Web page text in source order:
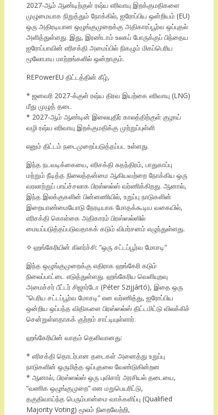
2027-ஆம் ஆண்டிற்குள் ரஷ்ய எரிவாயு இறக்குமதிகளை
முழுமையாக நிறுத்தும் நோக்கில், ஐரோப்பிய ஒன்றியம் (EU)
ஒரு அதிரடியான ஒழுங்குமுறைக்கு அதிகாரப்பூர்வ ஒப்புதல்
அளித்துள்ளது. இது, இரண்டாம் உலகப் போருக்குப் பிந்தைய
ஐரோப்பாவின் எரிசக்தி அமைப்பில் நிகழும் மிகப்பெரிய
மூலோபாய மாற்றங்களில் ஒன்றாகும்.
REPowerEU திட்டத்தின் கீழ்,
* ஜனவரி 2027-க்குள் ரஷ்ய திரவ இயற்கை எரிவாயு (LNG)
மீது முழுத் தடை
* 2027-ஆம் ஆண்டின் இலையுதிர் காலத்திற்குள் குழாய்
வழி ரஷ்ய எரிவாயு இறக்குமதிக்கு முற்றுப்புள்ளி
எனும் திட்டம் நடைமுறைப்படுத்தப்பட உள்ளது.
இந்த நடவடிக்கையை, எரிசக்தி சுதந்திரம், பாதுகாப்பு
மற்றும் நீடித்த நிலைத்தன்மை ஆகியவற்றை நோக்கிய ஒரு
வரலாற்றுப் பாய்ச்சலாக பிரஸ்ஸல்ஸ் வர்ணிக்கிறது. ஆனால்,
இந்த இலக்குகளின் பின்னணியில், உறுப்பு நாடுகளின்
இறையாண்மையோடு நேரடியாக மோதக்கூடிய வகையில்,
எரிசக்தி கொள்கை அதிகாரம் பிரஸ்ஸல்ஸில்
மையப்படுத்தப்படுவதாகக் கடும் விமர்சனம் எழுந்துள்ளது.
✧ ஹங்கேரியின் கிளர்ச்சி: “ஒரு சட்டப்பூர்வ மோசடி”
இந்த ஒழுங்குமுறைக்கு எதிராக ஹங்கேரி கடும்
நிலைப்பாட்டை எடுத்துள்ளது. ஹங்கேரிய வெளியுறவு
அமைச்சர் பீட்டர் சிஜார்டோ (Péter Szijjártó), இதை ஒரு
“பெரிய சட்டப்பூர்வ மோசடி” என வர்ணித்து, ஐரோப்பிய
ஒன்றிய ஒப்பந்த விதிகளை பிரஸ்ஸல்ஸ் திட்டமிட்டு விலக்கிச்
சென்றுள்ளதாகக் குற்றம் சாட்டியுள்ளார்.
ஹங்கேரியின் வாதம் தெளிவானது:
* எரிசக்தி தொடர்பான தடைகள் அனைத்து உறுப்பு
நாடுகளின் ஒருமித்த ஒப்புதலை வேண்டுகின்றன
* ஆனால், பிரஸ்ஸல்ஸ் ஒரு புவிசார் அரசியல் தடையை,
“வணிக ஒழுங்குமுறை” என மறுபெயரிட்டு,
தகுதிவாய்ந்த பெரும்பான்மை வாக்களிப்பு (Qualified
Majority Voting) மூலம் நிறைவேற்றி,